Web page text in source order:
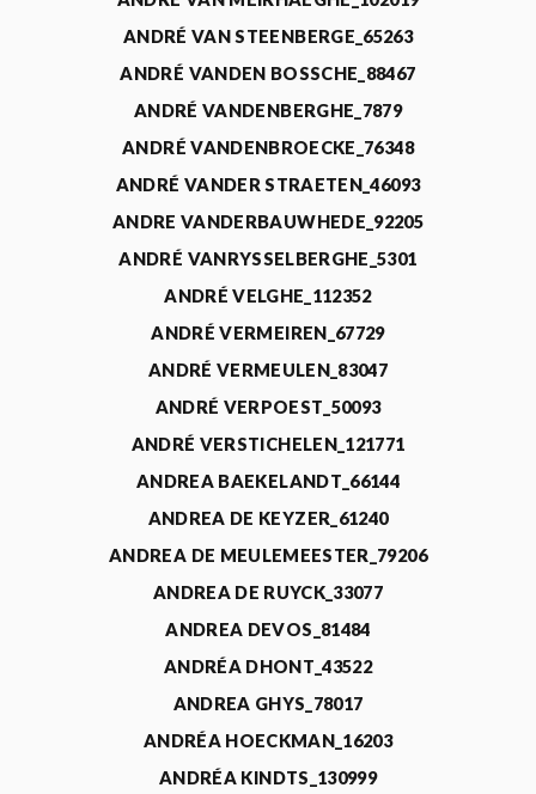
ANDRÉ VAN STEENBERGE_65263
ANDRÉ VANDEN BOSSCHE_88467
ANDRÉ VANDENBERGHE_7879
ANDRÉ VANDENBROECKE_76348
ANDRÉ VANDER STRAETEN_46093
ANDRE VANDERBAUWHEDE_92205
ANDRÉ VANRYSSELBERGHE_5301
ANDRÉ VELGHE_112352
ANDRÉ VERMEIREN_67729
ANDRÉ VERMEULEN_83047
ANDRÉ VERPOEST_50093
ANDRÉ VERSTICHELEN_121771
ANDREA BAEKELANDT_66144
ANDREA DE KEYZER_61240
ANDREA DE MEULEMEESTER_79206
ANDREA DE RUYCK_33077
ANDREA DEVOS_81484
ANDRÉA DHONT_43522
ANDREA GHYS_78017
ANDRÉA HOECKMAN_16203
ANDRÉA KINDTS_130999